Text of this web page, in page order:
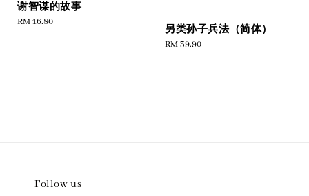
谢智谋的故事
Regular
RM 16.80
另类孙子兵法（简体）
Regular
RM 39.90
Follow us